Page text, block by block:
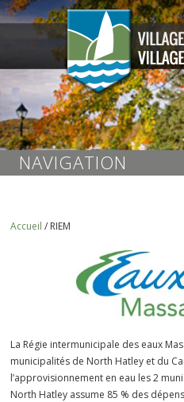
NAVIGATION
Accueil / RIEM
La Régie intermunicipale des eaux
municipalités de North Hatley et du
l’approvisionnement en eau les 2
North Hatley assume 85 % des